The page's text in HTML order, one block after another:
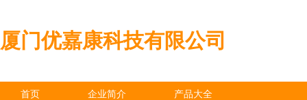
厦门优嘉康科技有限公司
首页 企业简介 产品大全